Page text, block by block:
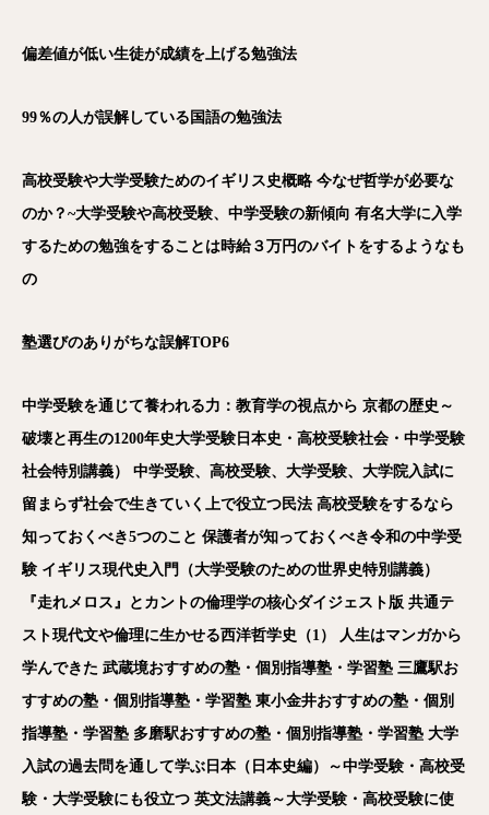
偏差値が低い生徒が成績を上げる勉強法
99％の人が誤解している国語の勉強法
高校受験や大学受験ためのイギリス史概略 今なぜ哲学が必要な
のか？~大学受験や高校受験、中学受験の新傾向 有名大学に入学
するための勉強をすることは時給３万円のバイトをするようなも
の
塾選びのありがちな誤解TOP6
中学受験を通じて養われる力：教育学の視点から 京都の歴史～
破壊と再生の1200年史大学受験日本史・高校受験社会・中学受験
社会特別講義）
中学受験、高校受験、大学受験、大学院入試に
留まらず社会で生きていく上で役立つ民法 高校受験をするなら
知っておくべき5つのこと 保護者が知っておくべき令和の中学受
験 イギリス現代史入門（大学受験のための世界史特別講義）
『走れメロス』とカントの倫理学の核心ダイジェスト版 共通テ
スト現代文や倫理に生かせる西洋哲学史（1）
人生はマンガから
学んできた 武蔵境おすすめの塾・個別指導塾・学習塾 三鷹駅お
すすめの塾・個別指導塾・学習塾 東小金井おすすめの塾・個別
指導塾・学習塾 多磨駅おすすめの塾・個別指導塾・学習塾 大学
入試の過去問を通して学ぶ日本（日本史編）～中学受験・高校受
験・大学受験にも役立つ 英文法講義～大学受験・高校受験に使